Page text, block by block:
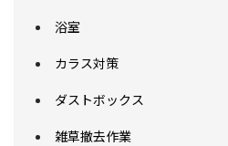
浴室
カラス対策
ダストボックス
雑草撤去作業